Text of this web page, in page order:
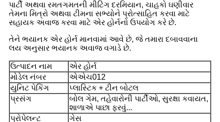
પાર્ટી અથવા રમતગમતની મીટિંગ દરમિયાન, ચાહકો ઘણીવાર
તેમના મિત્રો અથવા ટીમના સભ્યોને પ્રોત્સાહિત કરવા માટે
સહાયક અવાજ કરવા માટે એર હોર્નનો ઉપયોગ કરે છે.
તેને ભયાનક એર હોર્ન માનવામાં આવે છે, જે તમારા દબાવવાના
લય અનુસાર ભયાનક અવાજ વગાડે છે.
ઉત્પાદન નામ
એર હોર્ન
મોડેલ નંબર
એએચ012
યુનિટ પેકિંગ
પ્લાસ્ટિક + ટીન બોટલ
પ્રસંગ
બોલ ગેમ, તહેવારોની પાર્ટીઓ, સુરક્ષા કવાયત,
શાળાએ પાછા ફરવું...
પ્રોપેલન્ટ
ગેસ